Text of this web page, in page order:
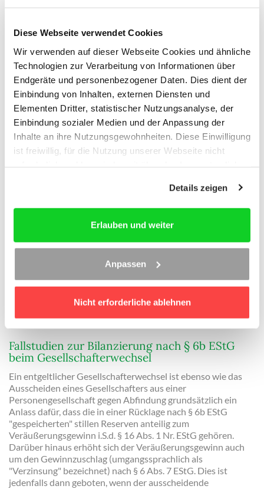
Diese Webseite verwendet Cookies
Wir verwenden auf dieser Webseite Cookies und ähnliche
Technologien zur Verarbeitung von Informationen über
Endgeräte und personenbezogener Daten. Dies dient der
Einbindung von Inhalten, externen Diensten und
Elementen Dritter, statistischer Nutzungsanalyse, der
Einbindung sozialer Medien und der Anpassung der
Inhalte an ihre Nutzungsgewohnheiten. Diese Einwilligung
ist freiwillig, für die Nutzung unserer Webseite nicht
und imImpressum
Details zeigen
Erlauben und weiter
Anpassen
Nicht erforderliche ablehnen
latente Steuern.
Mehr erfahren
Checkliste: Passive latente Steuern
Inanspruchnahme des Investitionsabzugsbetrags (§ 7g
Abs. 1 EStG)
Abzug nach § 7g Abs. 2 Satz 2 EStG von den
Sonderabschreibung nach § 7g Abs. 5 EStG
Passivierung von steuerlich begründeten Rücklagen
(§ 6b EStG, R 6.6 EStR, R 6.11 (3) EStR)
[...]
Hier zeigen wir Ihnen die wichtigsten Fälle zu passiven
latenten Steuern.
Fallstudien zur Bilanzierung nach § 6b EStG
beim Gesellschafterwechsel
Ein entgeltlicher Gesellschafterwechsel ist ebenso wie das
Ausscheiden eines Gesellschafters aus einer
Personengesellschaft gegen Abfindung grundsätzlich ein
Anlass dafür, dass die in einer Rücklage nach § 6b EStG
"gespeicherten" stillen Reserven anteilig zum
Veräußerungsgewinn i.S.d. § 16 Abs. 1 Nr. EStG gehören.
Darüber hinaus erhöht sich der Veräußerungsgewinn auch
um den Gewinnzuschlag (umgangssprachlich als
"Verzinsung" bezeichnet) nach § 6 Abs. 7 EStG. Dies ist
jedenfalls dann geboten, wenn der ausscheidende